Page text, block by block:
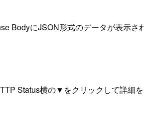
BodyにJSON形式のデータが表示さ
Status横の▼をクリックして詳細